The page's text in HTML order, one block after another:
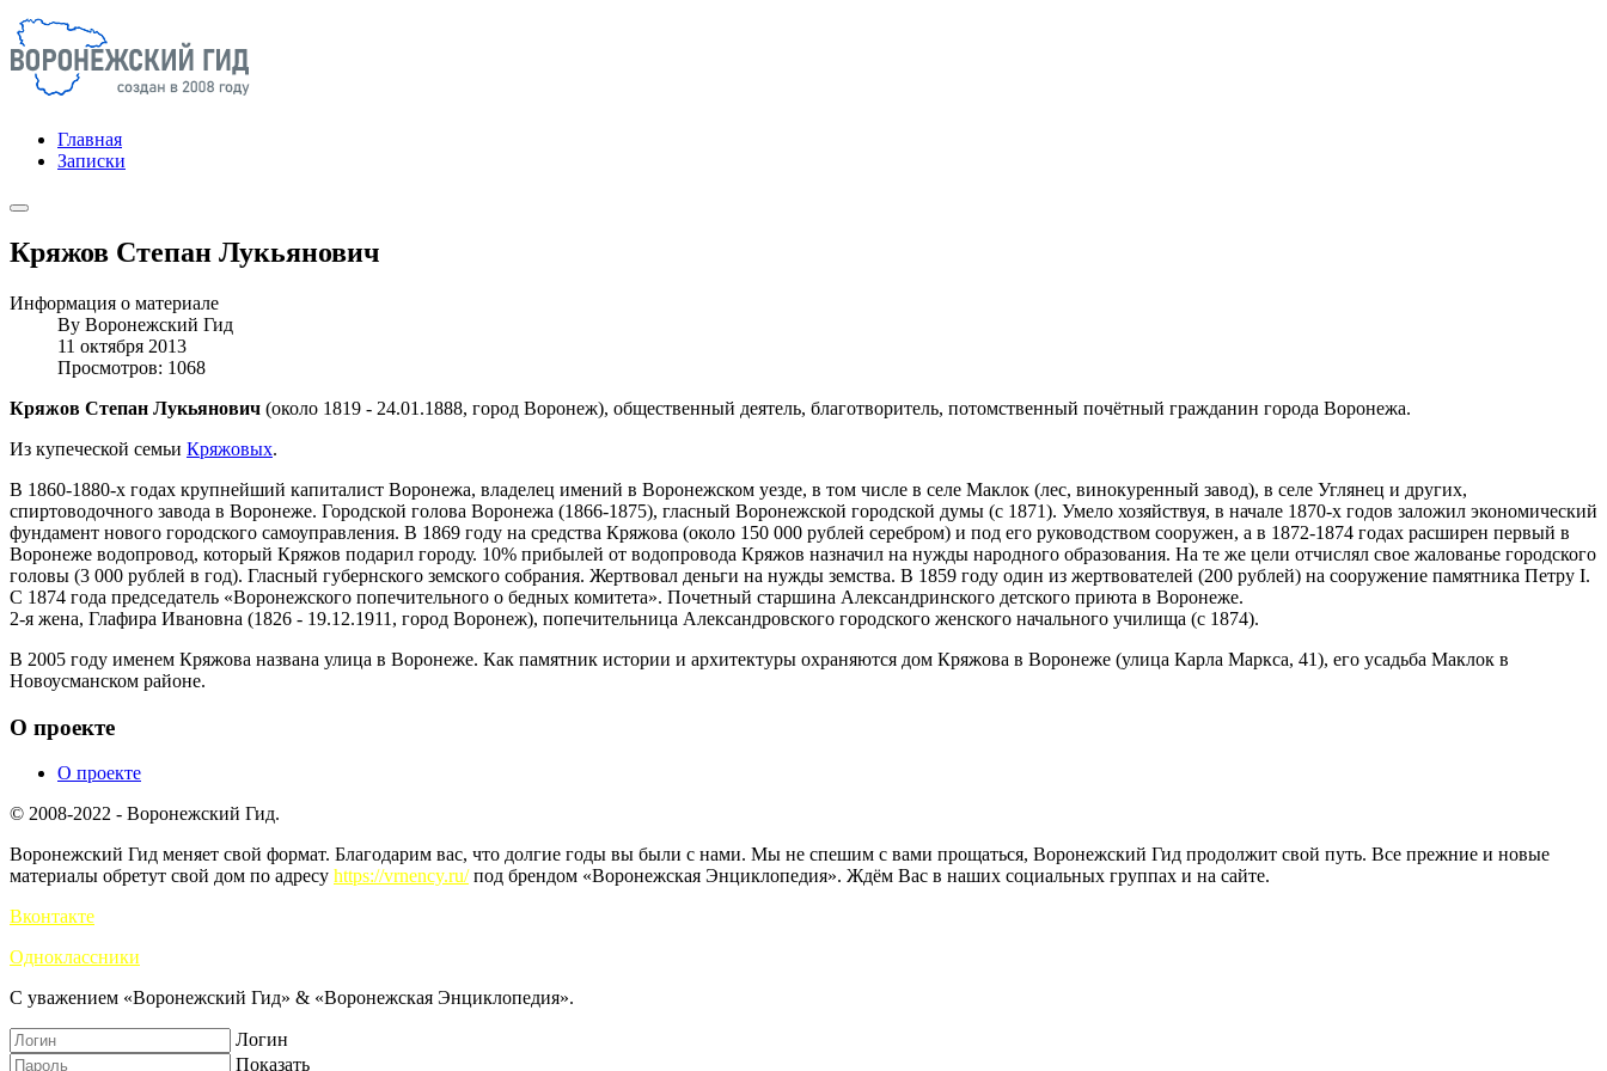
Главная
Записки
Кряжов Степан Лукьянович
Информация о материале
By Воронежский Гид
11 октября 2013
Просмотров: 1068
Кряжов Степан Лукьянович (около 1819 - 24.01.1888, город Воронеж), общественный деятель, благотворитель, потомственный почётный гражданин города Воронежа.
Из купеческой семьи Кряжовых.
В 1860-1880-х годах крупнейший капиталист Воронежа, владелец имений в Воронежском уезде, в том числе в селе Маклок (лес, винокуренный завод), в селе Углянец и других,
спиртоводочного завода в Воронеже. Городской голова Воронежа (1866-1875), гласный Воронежской городской думы (с 1871). Умело хозяйствуя, в начале 1870-х годов заложил экономический
фундамент нового городского самоуправления. В 1869 году на средства Кряжова (около 150 000 рублей серебром) и под его руководством сооружен, а в 1872-1874 годах расширен первый в
Воронеже водопровод, который Кряжов подарил городу. 10% прибылей от водопровода Кряжов назначил на нужды народного образования. На те же цели отчислял свое жалованье городского
головы (3 000 рублей в год). Гласный губернского земского собрания. Жертвовал деньги на нужды земства. В 1859 году один из жертвователей (200 рублей) на сооружение памятника Петру I.
С 1874 года председатель «Воронежского попечительного о бедных комитета». Почетный старшина Александринского детского приюта в Воронеже.
2-я жена, Глафира Ивановна (1826 - 19.12.1911, город Воронеж), попечительница Александровского городского женского начального училища (с 1874).
В 2005 году именем Кряжова названа улица в Воронеже. Как памятник истории и архитектуры охраняются дом Кряжова в Воронеже (улица Карла Маркса, 41), его усадьба Маклок в
Новоусманском районе.
О проекте
О проекте
© 2008-2022 - Воронежский Гид.
Воронежский Гид меняет свой формат. Благодарим вас, что долгие годы вы были с нами. Мы не спешим с вами прощаться, Воронежский Гид продолжит свой путь. Все прежние и новые
материалы обретут свой дом по адресу https://vrnency.ru/под брендом «Воронежская Энциклопедия». Ждём Вас в наших социальных группах и на сайте.
Вконтакте
Одноклассники
С уважением «Воронежский Гид» & «Воронежская Энциклопедия».
Логин
Показать